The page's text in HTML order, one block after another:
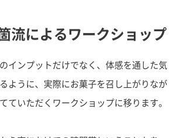
流によるワークショップ
インプットだけでなく、体感を通した気
ように、実際にお菓子を召し上がりなが
ていただくワークショップに移ります。